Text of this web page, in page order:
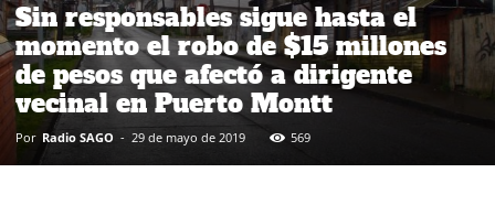
Sin responsables sigue hasta el
momento el robo de $15 millones
de pesos que afectó a dirigente
vecinal en Puerto Montt
Por Radio SAGO - 29 de mayo de 2019 569